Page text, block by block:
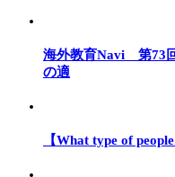
海外教育Navi 第73
の適
【What type of